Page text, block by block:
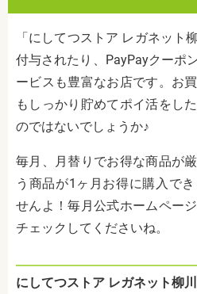
「にしてつストア レガネット
付与されたり、PayPayクーポ
ービスも豊富なお店です。お
もしっかり貯めてポイ活をし
のではないでしょうか♪
毎月、月替りでお得な商品が
う商品が1ヶ月お得に購入で
せんよ！毎月公式ホームペー
チェックしてくださいね。
にしてつストア レガネット柳